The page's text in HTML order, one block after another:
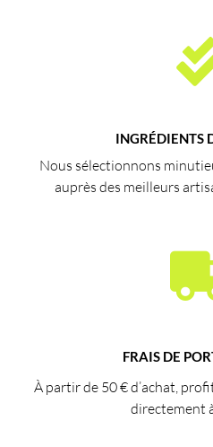
INGRÉDIENTS
Nous sélectionnons
auprès des meilleurs
FRAIS DE
À partir de 50 € d’achat,
directement